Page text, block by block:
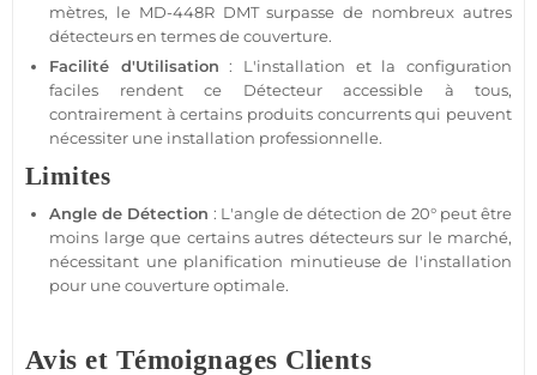
mètres, le MD-448RDMT surpasse de nombreux autres
détecteurs en termes de couverture.
Facilité d'Utilisation : L'installation et la configuration
faciles rendent ce Détecteuraccessible à tous,
contrairement à certains produits concurrents qui peuvent
nécessiter une installation professionnelle.
Limites
Angle de Détection : L'angle de détection de 20° peut être
moins large que certains autres détecteurs sur le marché,
nécessitant une planification minutieuse de l'installation
pour une couverture optimale.
Avis et Témoignages Clients